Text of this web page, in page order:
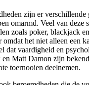
zijn er verschillende
omarmd. Veel van deze
zoals poker, blackjack
het niet alleen een
dat vaardigheid en
Matt Damon zijn
toernooien deelnemen.